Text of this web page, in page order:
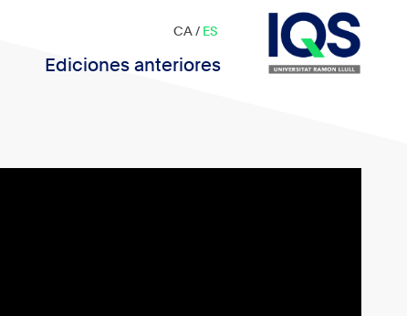
Ediciones anteriores
CA/ ES